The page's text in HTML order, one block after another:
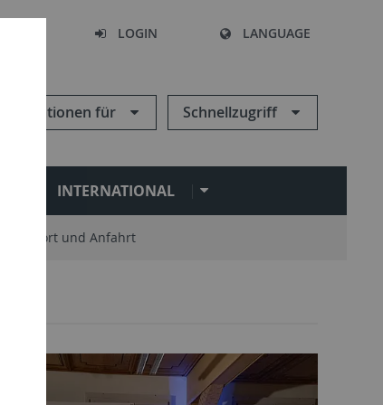
LOGIN LANGUAGE
Informationen für Schnellzugriff
INTERNATIONAL
Standort und Anfahrt